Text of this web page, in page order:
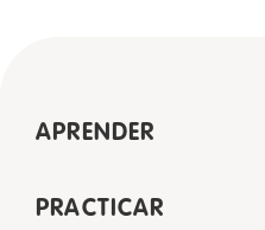
APRENDER
PRACTICAR